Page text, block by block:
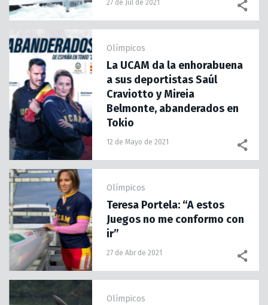
27 de Jul de 2021
Olímpicos
La UCAM da la enhorabuena
a sus deportistas Saúl
Craviotto y Mireia
Belmonte, abanderados en
Tokio
12 de Mayo de 2021
Olímpicos
Teresa Portela: “A estos
Juegos no me conformo con
ir”
27 de Abr de 2021
Olímpicos